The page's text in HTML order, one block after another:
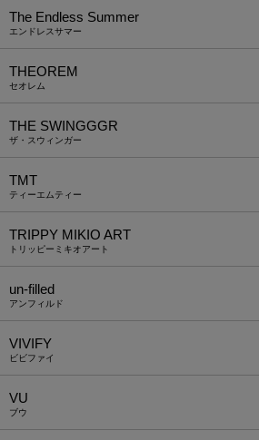
The Endless Summer
エンドレスサマー
THEOREM
セオレム
THE SWINGGGR
ザ・スウィンガー
TMT
ティーエムティー
TRIPPY MIKIO ART
トリッピーミキオアート
un-filled
アンフィルド
VIVIFY
ビビファイ
VU
ブウ